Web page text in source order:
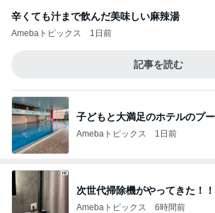
辛くても汁まで飲んだ美味しい麻辣湯
Amebaトピックス 1日前
記事を読む
子どもと大満足のホテルのプ
Amebaトピックス 1日前
次世代掃除機がやってきた！！
Amebaトピックス 6時間前